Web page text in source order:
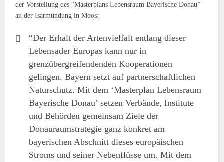
der Vorstellung des “Masterplans Lebensraum Bayerische Donau”
an der Isarmündung in Moos:
“Der Erhalt der Artenvielfalt entlang dieser
Lebensader Europas kann nur in
grenzübergreifendenden Kooperationen
gelingen. Bayern setzt auf partnerschaftlichen
Naturschutz. Mit dem ‘Masterplan Lebensraum
Bayerische Donau’ setzen Verbände, Institute
und Behörden gemeinsam Ziele der
Donauraumstrategie ganz konkret am
bayerischen Abschnitt dieses europäischen
Stroms und seiner Nebenflüsse um. Mit dem